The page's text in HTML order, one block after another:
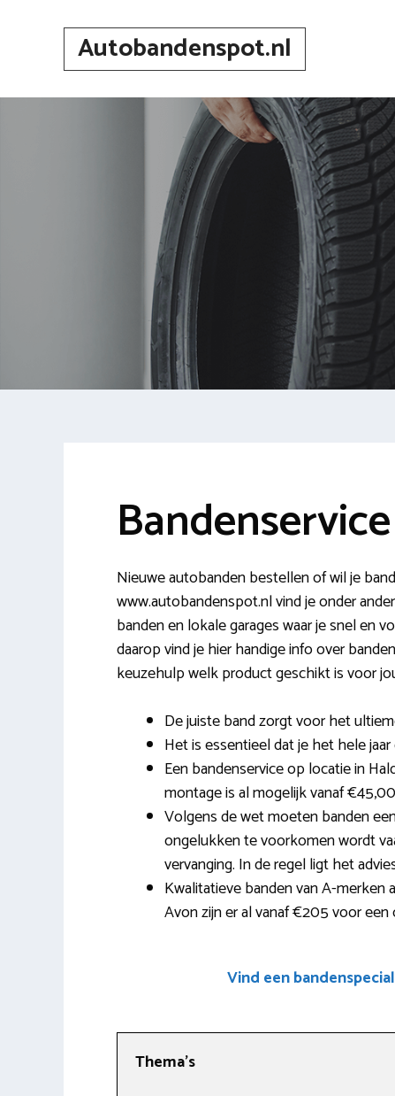
Autobandenspot.nl
Nieuwe autobanden bestellen of wil je
www.autobandenspot.nl vind je onder
banden en lokale garages waar je snel en
daarop vind je hier handige info over
keuzehulp welk product geschikt is voor
De juiste band zorgt voor het
Het is essentieel dat je het hele
Een bandenservice op locatie in
montage is al mogelijk vanaf
Volgens de wet moeten banden
ongelukken te voorkomen wordt
vervanging. In de regel ligt het
Kwalitatieve banden van A-merken
Avon zijn er al vanaf €205 voor
Vind een
Thema’s